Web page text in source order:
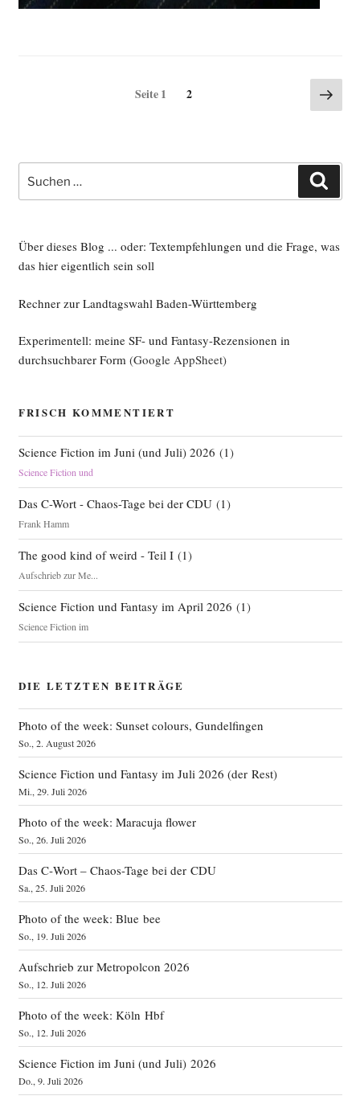
Seitennummerierung
Seite1 Seite
2
Seite
nach:
Über dieses Blog ... oder: Textempfehlungen und die Frage, was
das hier eigentlich sein soll
Rechner zur Landtagswahl Baden-Württemberg
Experimentell: meine SF- und Fantasy-Rezensionen in
durchsuchbarer Form(Google AppSheet)
FRISCH KOMMENTIERT
Science Fiction im Juni (und Juli) 2026 (1)
Science Fiction und
Das C-Wort - Chaos-Tage bei der CDU(1)
Frank Hamm
The good kind of weird - Teil I(1)
Aufschrieb zur Me...
Science Fiction und Fantasy im April 2026 (1)
Science Fiction im
DIE LETZTEN BEITRÄGE
Photo of the week: Sunset colours, Gundelfingen
So., 2. August 2026
Science Fiction und Fantasy im Juli 2026 (der Rest)
Mi., 29. Juli 2026
Photo of the week: Maracuja flower
So., 26. Juli 2026
Das C‑Wort – Chaos-Tage bei der CDU
Sa., 25. Juli 2026
Photo of the week: Blue bee
So., 19. Juli 2026
Aufschrieb zur Metropolcon 2026
So., 12. Juli 2026
Photo of the week: Köln Hbf
So., 12. Juli 2026
Science Fiction im Juni (und Juli) 2026
Do., 9. Juli 2026